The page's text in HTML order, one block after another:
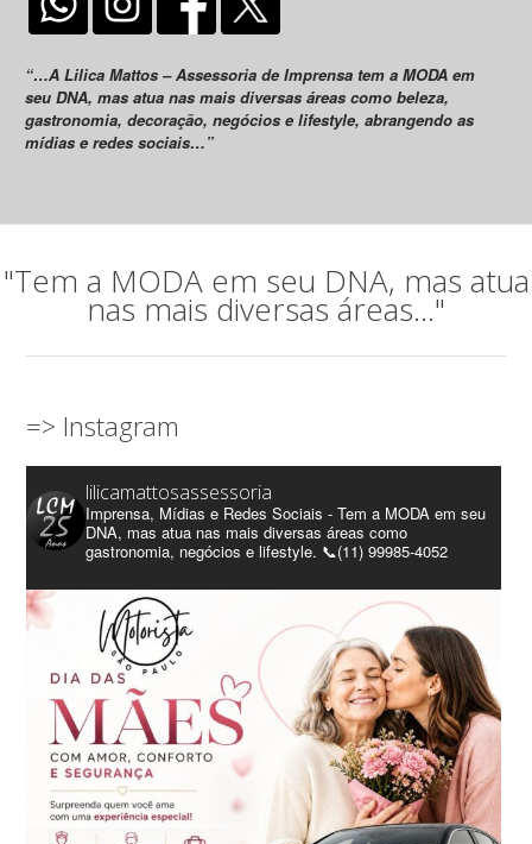
“…A Lilica Mattos – Assessoria de Imprensa tem a MODA em
seu DNA, mas atua nas mais diversas áreas como beleza,
gastronomia, decoração, negócios e lifestyle, abrangendo as
mídias e redes sociais…”
"Tem a MODA em seu DNA, mas atua
nas mais diversas áreas..."
=> Instagram
lilicamattosassessoria
Imprensa, Mídias e Redes Sociais - Tem a MODA em seu
DNA, mas atua nas mais diversas áreas como
gastronomia, negócios e lifestyle. 📞(11) 99985-4052